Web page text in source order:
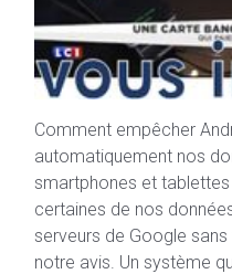
Comment empêcher
automatiquement nos
smartphones et
certaines de nos
serveurs de Google
notre avis. Un système